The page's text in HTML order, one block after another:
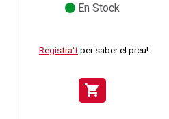
En Stock
Registra't per saber el preu!
shopping_cart